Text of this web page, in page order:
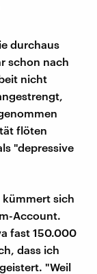
durchaus
schon nach
nicht
flöten
"depressive
kümmert sich
Account.
fast 150.000
dass ich
"Weil